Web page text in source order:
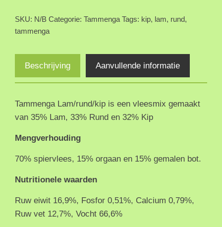
SKU: N/B Categorie: Tammenga Tags: kip, lam, rund,
tammenga
Beschrijving Aanvullende informatie
Tammenga Lam/rund/kip is een vleesmix gemaakt
van 35% Lam, 33% Rund en 32% Kip
Mengverhouding
70% spiervlees, 15% orgaan en 15% gemalen bot.
Nutritionele waarden
Ruw eiwit 16,9%, Fosfor 0,51%, Calcium 0,79%,
Ruw vet 12,7%, Vocht 66,6%